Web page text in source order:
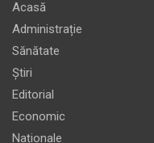
Acasă
Administrație
Sănătate
Știri
Editorial
Economic
Naționale